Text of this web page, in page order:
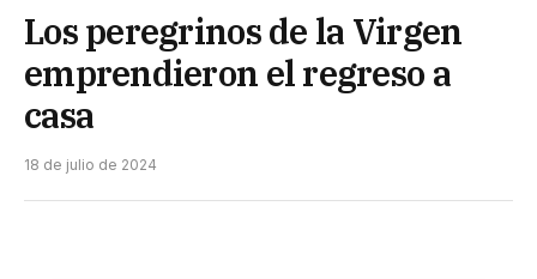
Los peregrinos de la Virgen
emprendieron el regreso a
casa
18 de julio de 2024